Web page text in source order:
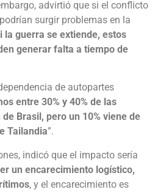
advirtió que si el conflicto
surgir problemas en la
la guerra se extiende, estos
generar falta a tiempo de
de autopartes
entre 30% y 40% de las
Brasil, pero un 10% viene de
Tailandia”.
indicó que el impacto sería
un encarecimiento logístico,
, y el encarecimiento es